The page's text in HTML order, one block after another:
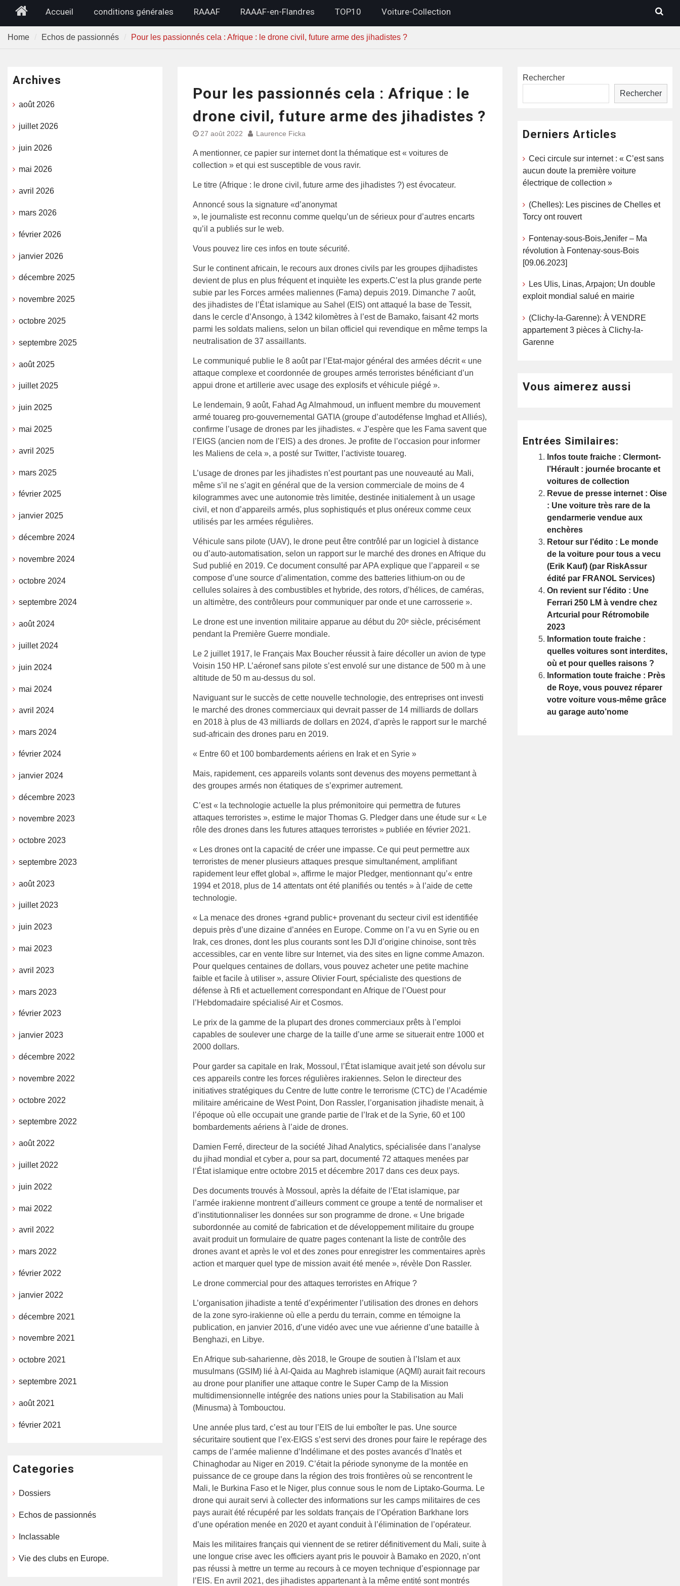
HomeAccueil conditions générales RAAAF RAAAF-en-Flandres TOP10 Voiture-Collection
Home Echos de passionnés Pour les passionnés cela : Afrique : le drone civil, future arme des jihadistes ?
Pour les passionnés cela : Afrique : le
drone civil, future arme des jihadistes ?
27 août 2022 Laurence Ficka
A mentionner, ce papier sur internet dont la thématique est « voitures de
collection » et qui est susceptible de vous ravir.
Le titre (Afrique : le drone civil, future arme des jihadistes ?) est évocateur.
Annoncé sous la signature «d’anonymat
», le journaliste est reconnu comme quelqu’un de sérieux pour d’autres encarts
qu’il a publiés sur le web.
Vous pouvez lire ces infos en toute sécurité.
Sur le continent africain, le recours aux drones civils par les groupes djihadistes
devient de plus en plus fréquent et inquiète les experts.C’est la plus grande perte
subie par les Forces armées maliennes (Fama) depuis 2019. Dimanche 7 août,
des jihadistes de l’État islamique au Sahel (EIS) ont attaqué la base de Tessit,
dans le cercle d’Ansongo, à 1342 kilomètres à l’est de Bamako, faisant 42 morts
parmi les soldats maliens, selon un bilan officiel qui revendique en même temps la
neutralisation de 37 assaillants.
Le communiqué publie le 8 août par l’Etat-major général des armées décrit « une
attaque complexe et coordonnée de groupes armés terroristes bénéficiant d’un
appui drone et artillerie avec usage des explosifs et véhicule piégé ».
Le lendemain, 9 août, Fahad Ag Almahmoud, un influent membre du mouvement
armé touareg pro-gouvernemental GATIA (groupe d’autodéfense Imghad et Alliés),
confirme l’usage de drones par les jihadistes. « J’espère que les Fama savent que
l’EIGS (ancien nom de l’EIS) a des drones. Je profite de l’occasion pour informer
les Maliens de cela », a posté sur Twitter, l’activiste touareg.
L’usage de drones par les jihadistes n’est pourtant pas une nouveauté au Mali,
même s’il ne s’agit en général que de la version commerciale de moins de 4
kilogrammes avec une autonomie très limitée, destinée initialement à un usage
civil, et non d’appareils armés, plus sophistiqués et plus onéreux comme ceux
utilisés par les armées régulières.
Véhicule sans pilote (UAV), le drone peut être contrôlé par un logiciel à distance
ou d’auto-automatisation, selon un rapport sur le marché des drones en Afrique du
Sud publié en 2019. Ce document consulté par APA explique que l’appareil « se
compose d’une source d’alimentation, comme des batteries lithium-on ou de
cellules solaires à des combustibles et hybride, des rotors, d’hélices, de caméras,
un altimètre, des contrôleurs pour communiquer par onde et une carrosserie ».
Le drone est une invention militaire apparue au début du 20ᵉ siècle, précisément
pendant la Première Guerre mondiale.
Le 2 juillet 1917, le Français Max Boucher réussit à faire décoller un avion de type
Voisin 150 HP. L’aéronef sans pilote s’est envolé sur une distance de 500 m à une
altitude de 50 m au-dessus du sol.
Naviguant sur le succès de cette nouvelle technologie, des entreprises ont investi
le marché des drones commerciaux qui devrait passer de 14 milliards de dollars
en 2018 à plus de 43 milliards de dollars en 2024, d’après le rapport sur le marché
sud-africain des drones paru en 2019.
« Entre 60 et 100 bombardements aériens en Irak et en Syrie »
Mais, rapidement, ces appareils volants sont devenus des moyens permettant à
des groupes armés non étatiques de s’exprimer autrement.
C’est « la technologie actuelle la plus prémonitoire qui permettra de futures
attaques terroristes », estime le major Thomas G. Pledger dans une étude sur « Le
rôle des drones dans les futures attaques terroristes » publiée en février 2021.
« Les drones ont la capacité de créer une impasse. Ce qui peut permettre aux
terroristes de mener plusieurs attaques presque simultanément, amplifiant
rapidement leur effet global », affirme le major Pledger, mentionnant qu’« entre
1994 et 2018, plus de 14 attentats ont été planifiés ou tentés » à l’aide de cette
technologie.
« La menace des drones +grand public+ provenant du secteur civil est identifiée
depuis près d’une dizaine d’années en Europe. Comme on l’a vu en Syrie ou en
Irak, ces drones, dont les plus courants sont les DJI d’origine chinoise, sont très
accessibles, car en vente libre sur Internet, via des sites en ligne comme Amazon.
Pour quelques centaines de dollars, vous pouvez acheter une petite machine
faible et facile à utiliser », assure Olivier Fourt, spécialiste des questions de
défense à Rfi et actuellement correspondant en Afrique de l’Ouest pour
l’Hebdomadaire spécialisé Air et Cosmos.
Le prix de la gamme de la plupart des drones commerciaux prêts à l’emploi
capables de soulever une charge de la taille d’une arme se situerait entre 1000 et
2000 dollars.
Pour garder sa capitale en Irak, Mossoul, l’État islamique avait jeté son dévolu sur
ces appareils contre les forces régulières irakiennes. Selon le directeur des
initiatives stratégiques du Centre de lutte contre le terrorisme (CTC) de l’Académie
militaire américaine de West Point, Don Rassler, l’organisation jihadiste menait, à
l’époque où elle occupait une grande partie de l’Irak et de la Syrie, 60 et 100
bombardements aériens à l’aide de drones.
Damien Ferré, directeur de la société Jihad Analytics, spécialisée dans l’analyse
du jihad mondial et cyber a, pour sa part, documenté 72 attaques menées par
l’État islamique entre octobre 2015 et décembre 2017 dans ces deux pays.
Des documents trouvés à Mossoul, après la défaite de l’Etat islamique, par
l’armée irakienne montrent d’ailleurs comment ce groupe a tenté de normaliser et
d’institutionnaliser les données sur son programme de drone. « Une brigade
subordonnée au comité de fabrication et de développement militaire du groupe
avait produit un formulaire de quatre pages contenant la liste de contrôle des
drones avant et après le vol et des zones pour enregistrer les commentaires après
action et marquer quel type de mission avait été menée », révèle Don Rassler.
Le drone commercial pour des attaques terroristes en Afrique ?
L’organisation jihadiste a tenté d’expérimenter l’utilisation des drones en dehors
de la zone syro-irakienne où elle a perdu du terrain, comme en témoigne la
publication, en janvier 2016, d’une vidéo avec une vue aérienne d’une bataille à
Benghazi, en Libye.
En Afrique sub-saharienne, dès 2018, le Groupe de soutien à l’Islam et aux
musulmans (GSIM) lié à Al-Qaida au Maghreb islamique (AQMI) aurait fait recours
au drone pour planifier une attaque contre le Super Camp de la Mission
multidimensionnelle intégrée des nations unies pour la Stabilisation au Mali
(Minusma) à Tombouctou.
Une année plus tard, c’est au tour l’EIS de lui emboîter le pas. Une source
sécuritaire soutient que l’ex-EIGS s’est servi des drones pour faire le repérage des
camps de l’armée malienne d’Indélimane et des postes avancés d’Inatès et
Chinaghodar au Niger en 2019. C’était la période synonyme de la montée en
puissance de ce groupe dans la région des trois frontières où se rencontrent le
Mali, le Burkina Faso et le Niger, plus connue sous le nom de Liptako-Gourma. Le
drone qui aurait servi à collecter des informations sur les camps militaires de ces
pays aurait été récupéré par les soldats français de l’Opération Barkhane lors
d’une opération menée en 2020 et ayant conduit à l’élimination de l’opérateur.
Mais les militaires français qui viennent de se retirer définitivement du Mali, suite à
une longue crise avec les officiers ayant pris le pouvoir à Bamako en 2020, n’ont
pas réussi à mettre un terme au recours à ce moyen technique d’espionnage par
l’EIS. En avril 2021, des jihadistes appartenant à la même entité sont montrés
Rechercher
Rechercher
Derniers Articles
Ceci circule sur internet : « C’est sans
aucun doute la première voiture
électrique de collection »
(Chelles): Les piscines de Chelles et
Torcy ont rouvert
Fontenay-sous-Bois,Jenifer – Ma
révolution à Fontenay-sous-Bois
[09.06.2023]
Les Ulis, Linas, Arpajon; Un double
exploit mondial salué en mairie
(Clichy-la-Garenne): À VENDRE
appartement 3 pièces à Clichy-la-
Garenne
Vous aimerez aussi
Entrées Similaires:
Infos toute fraiche : Clermont-
l’Hérault : journée brocante et
voitures de collection
Revue de presse internet : Oise
: Une voiture très rare de la
gendarmerie vendue aux
enchères
Retour sur l’édito : Le monde
de la voiture pour tous a vecu
(Erik Kauf) (par RiskAssur
édité par FRANOL Services)
On revient sur l’édito : Une
Ferrari 250 LM à vendre chez
Artcurial pour Rétromobile
2023
Information toute fraiche :
quelles voitures sont interdites,
où et pour quelles raisons ?
Information toute fraiche : Près
de Roye, vous pouvez réparer
votre voiture vous-même grâce
au garage auto’nome
Archives
août 2026
juillet 2026
juin 2026
mai 2026
avril 2026
mars 2026
février 2026
janvier 2026
décembre 2025
novembre 2025
octobre 2025
septembre 2025
août 2025
juillet 2025
juin 2025
mai 2025
avril 2025
mars 2025
février 2025
janvier 2025
décembre 2024
novembre 2024
octobre 2024
septembre 2024
août 2024
juillet 2024
juin 2024
mai 2024
avril 2024
mars 2024
février 2024
janvier 2024
décembre 2023
novembre 2023
octobre 2023
septembre 2023
août 2023
juillet 2023
juin 2023
mai 2023
avril 2023
mars 2023
février 2023
janvier 2023
décembre 2022
novembre 2022
octobre 2022
septembre 2022
août 2022
juillet 2022
juin 2022
mai 2022
avril 2022
mars 2022
février 2022
janvier 2022
décembre 2021
novembre 2021
octobre 2021
septembre 2021
août 2021
février 2021
Categories
Dossiers
Echos de passionnés
Inclassable
Vie des clubs en Europe.